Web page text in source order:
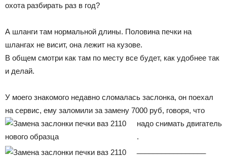
охота разбирать раз в год?
А шланги там нормальной длины. Половина печки на
шлангах не висит, она лежит на кузове.
В общем смотри как там по месту все будет, как удобнее так
и делай.
У моего знакомого недавно сломалась заслонка, он поехал
на сервис, ему заломили за замену 7000 руб, говоря, что
надо снимать двигатель
.